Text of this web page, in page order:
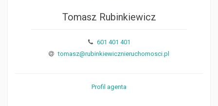
Tomasz Rubinkiewicz
601 401 401
tomasz@rubinkiewicznieruchomosci.pl
Profil agenta